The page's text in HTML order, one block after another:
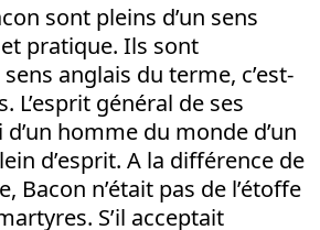
sont pleins d’un sens
pratique. Ils sont
anglais du terme, c’est-
L’esprit général de ses
homme du monde d’un
d’esprit. A la différence de
Bacon n’était pas de l’étoffe
S’il acceptait